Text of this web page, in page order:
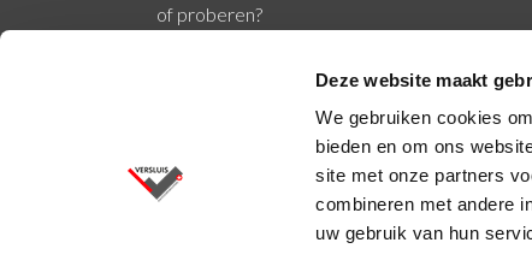
Deze website maakt
We gebruiken cookies
bieden en om ons
site met onze partners
combineren met andere
uw gebruik van hun
of proberen?